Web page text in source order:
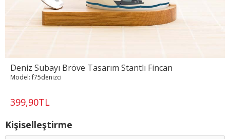
Deniz Subayı Bröve Tasarım Stantlı Fincan
399,90TL
Model: f75denizci
Kişiselleştirme